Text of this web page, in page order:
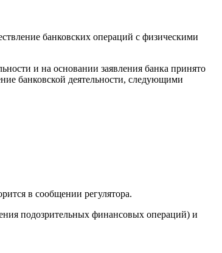
банковских операций с физическими
и на основании заявления банка принято
банковской деятельности, следующими
в сообщении регулятора.
подозрительных финансовых операций) и